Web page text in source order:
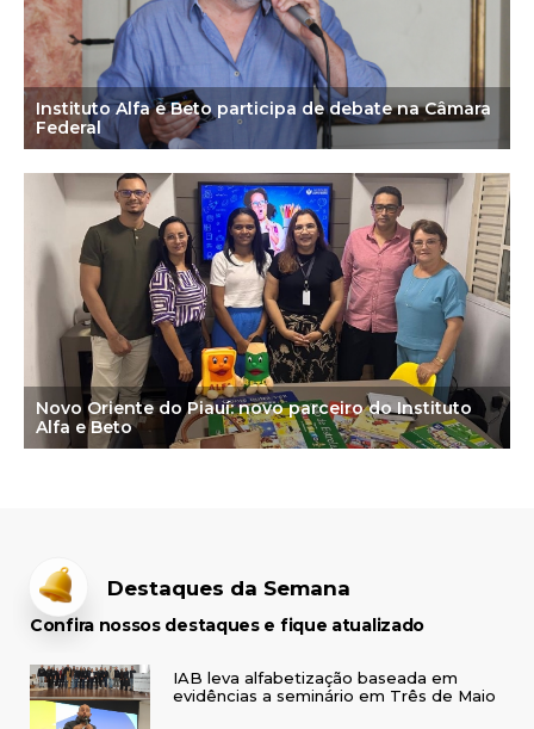
Instituto Alfa e Beto participa de debate na Câmara
Federal
Novo Oriente do Piauí: novo parceiro do Instituto
Alfa e Beto
Destaques da Semana
Confira nossos destaques e fique atualizado
IAB leva alfabetização baseada em
evidências a seminário em Três de Maio